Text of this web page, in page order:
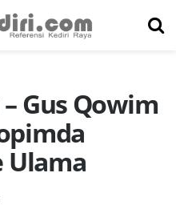
Gus Qowim